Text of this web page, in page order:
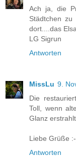
Ach ja, die
Städtchen
dort....das
LG Sigrun
Antworten
MissLu 9.
Die
Toll, wenn
Glanz
Liebe Grüße
Antworten